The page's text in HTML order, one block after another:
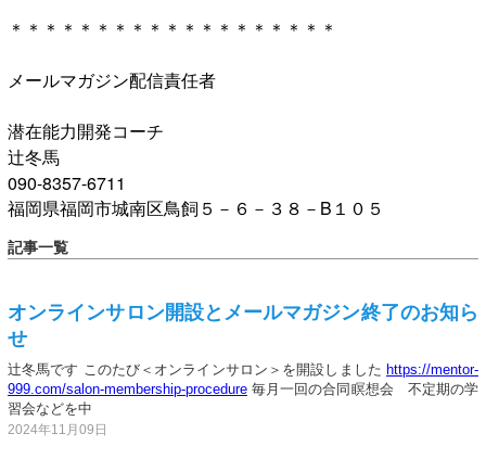
＊＊＊＊＊＊＊＊＊＊＊＊＊＊＊＊＊＊＊
メールマガジン配信責任者
潜在能力開発コーチ
辻冬馬
090-8357-6711
福岡県福岡市城南区鳥飼５－６－３８－B１０５
記事一覧
オンラインサロン開設とメールマガジン終了のお知ら
せ
辻冬馬です このたび＜オンラインサロン＞を開設しました https://mentor-
999.com/salon-membership-procedure 毎月一回の合同瞑想会 不定期の学
習会などを中
2024年11月09日